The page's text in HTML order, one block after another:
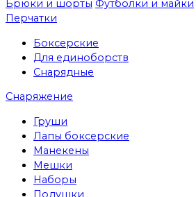
Брюки и шорты Футболки и майки
Перчатки
Боксерские
Для единоборств
Снарядные
Снаряжение
Груши
Лапы боксерские
Манекены
Мешки
Наборы
Подушки